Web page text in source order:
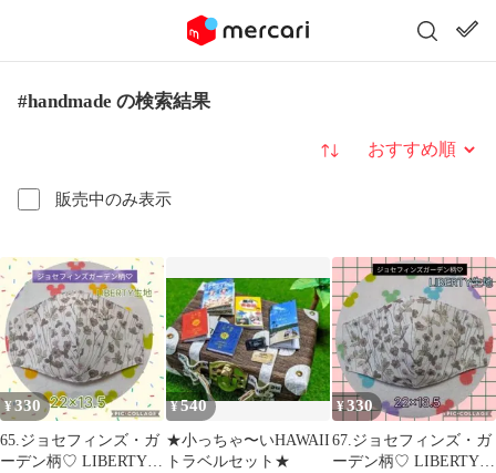
#handmade の検索結果
販売中のみ表示
並び替え
¥330
65.ジョセフィンズ・ガ
ーデン柄♡ LIBERTY生
¥540
★小っちゃ〜いHAWAII
トラベルセット★
¥330
67.ジョセフィンズ・ガ
ーデン柄♡ LIBERTY生